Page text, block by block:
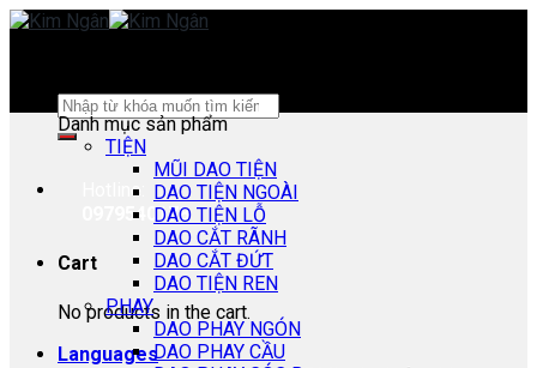
Skip
Search
for:
Hotline:
0979540178
Cart
No products in the cart.
Languages
Danh mục sản phẩm
TIỆN
MŨI DAO TIỆN
DAO TIỆN NGOÀI
DAO TIỆN LỖ
DAO CẮT RÃNH
DAO CẮT ĐỨT
DAO TIỆN REN
PHAY
DAO PHAY NGÓN
DAO PHAY CẦU